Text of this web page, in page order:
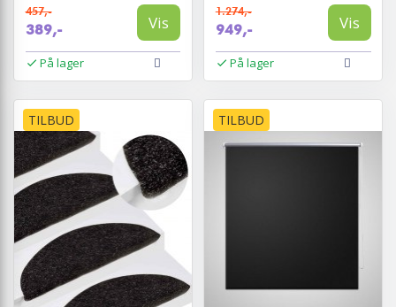
457,-
389,- Vis
På lager
1.274,-
949,- Vis
På lager
TILBUD TILBUD